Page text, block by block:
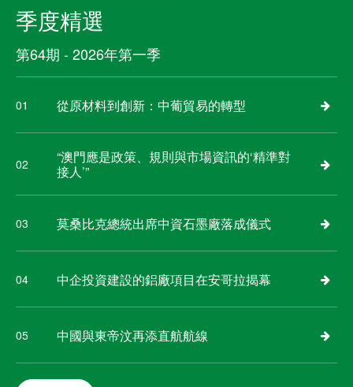
季度精選
第64期 - 2026年第一季
01 從原材料到創新：中葡貿易的轉型
02
“澳門應是政策、規則與市場資訊的‘精準對
接人’”
03 莫桑比克總統出席中資石墨廠落成儀式
04 中企投資建設的鋁廠項目在安哥拉揭幕
05 中國與東帝汶再添直航航線